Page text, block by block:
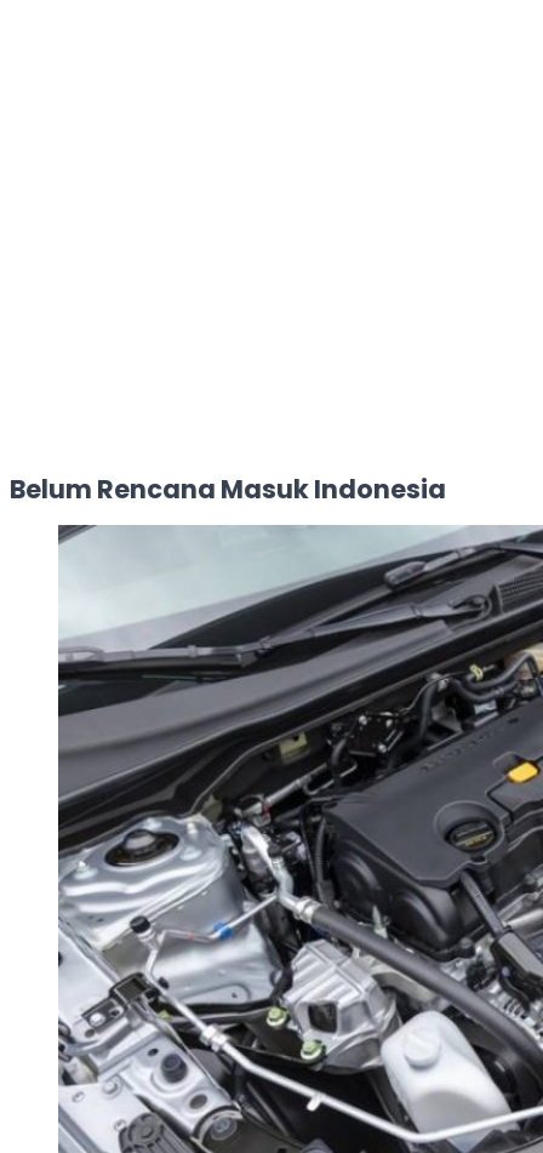
Belum Rencana Masuk Indonesia